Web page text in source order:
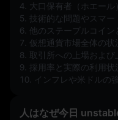
4. 大口保有者（ホエー
5. 技術的な問題やスマ
6. 他のステーブルコイン
7. 仮想通貨市場全体の
8. 取引所への上場および
9. 採用率と実際の利用状
10. インフレや米ドルの
人はなぜ今日